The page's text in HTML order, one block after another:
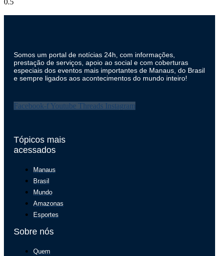
Somos um portal de notícias 24h, com informações,
prestação de serviços, apoio ao social e com coberturas
especiais dos eventos mais importantes de Manaus, do Brasil
e sempre ligados aos acontecimentos do mundo inteiro!
Facebook-f Youtube Threads Instagram
Tópicos mais
acessados
Manaus
Brasil
Mundo
Amazonas
Esportes
Sobre nós
Quem